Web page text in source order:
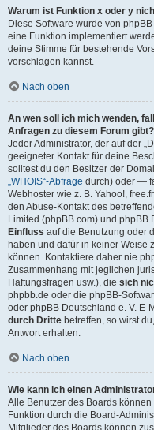
Warum ist Funktion x oder y
Diese Software wurde von
eine Funktion implementiert
deine Stimme für bestehende
vorschlagen kannst.
Nach oben
An wen soll ich mich wenden,
Anfragen zu diesem Forum gibt?
Jeder Administrator, der auf der
geeigneter Kontakt für deine
solltest du den Besitzer der
„WHOIS“-Abfrage durch) oder —
Webhoster wie z. B. Yahoo!,
den Abuse-Kontakt des
Limited (phpBB.com) und phpBB
Einfluss auf die Benutzung oder
haben und dafür in keiner Weise
können. Kontaktiere daher nie
Zusammenhang mit jeglichen
Haftungsfragen usw.), die sich
phpbb.de oder die phpBB-
oder phpBB Deutschland e. V. E-
durch Dritte betreffen, so wirst
Antwort erhalten.
Nach oben
Wie kann ich einen
Alle Benutzer des Boards
Funktion durch die Board-
Mitglieder des Boards können